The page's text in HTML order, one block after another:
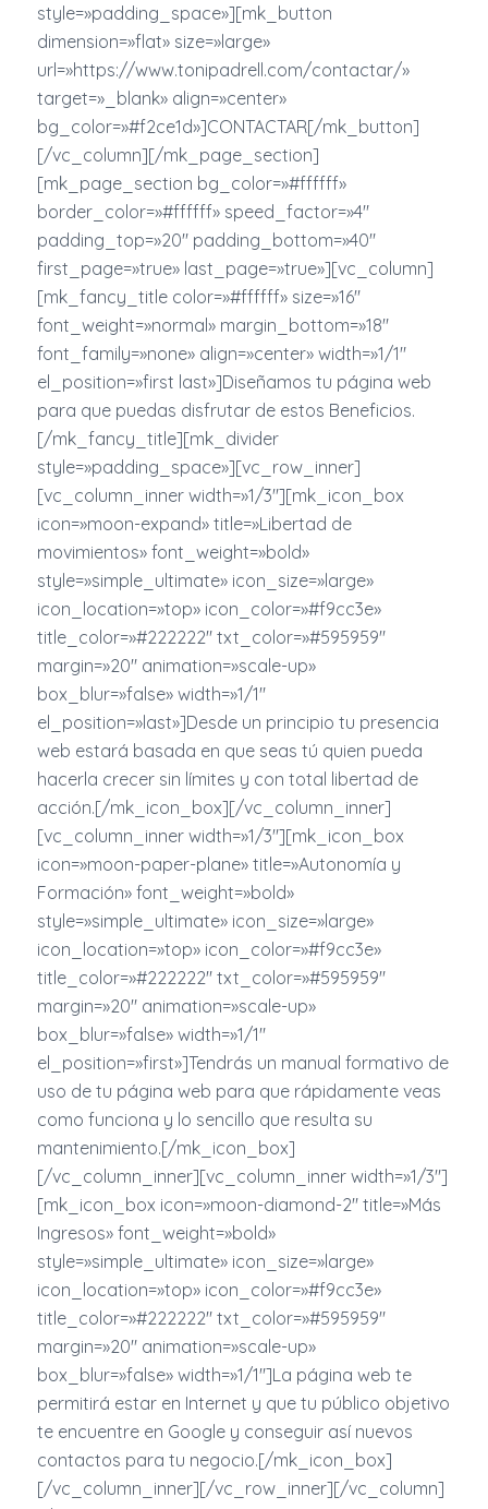
style=»padding_space»][mk_button
dimension=»flat» size=»large»
url=»https://www.tonipadrell.com/contactar/»
target=»_blank» align=»center»
bg_color=»#f2ce1d»]CONTACTAR[/mk_button]
[/vc_column][/mk_page_section]
[mk_page_section bg_color=»#ffffff»
border_color=»#ffffff» speed_factor=»4″
padding_top=»20″ padding_bottom=»40″
first_page=»true» last_page=»true»][vc_column]
[mk_fancy_title color=»#ffffff» size=»16″
font_weight=»normal» margin_bottom=»18″
font_family=»none» align=»center» width=»1/1″
el_position=»first last»]Diseñamos tu página web
para que puedas disfrutar de estos Beneficios.
[/mk_fancy_title][mk_divider
style=»padding_space»][vc_row_inner]
[vc_column_inner width=»1/3″][mk_icon_box
icon=»moon-expand» title=»Libertad de
movimientos» font_weight=»bold»
style=»simple_ultimate» icon_size=»large»
icon_location=»top» icon_color=»#f9cc3e»
title_color=»#222222″ txt_color=»#595959″
margin=»20″ animation=»scale-up»
box_blur=»false» width=»1/1″
el_position=»last»]Desde un principio tu presencia
web estará basada en que seas tú quien pueda
hacerla crecer sin límites y con total libertad de
acción.[/mk_icon_box][/vc_column_inner]
[vc_column_inner width=»1/3″][mk_icon_box
icon=»moon-paper-plane» title=»Autonomía y
Formación» font_weight=»bold»
style=»simple_ultimate» icon_size=»large»
icon_location=»top» icon_color=»#f9cc3e»
title_color=»#222222″ txt_color=»#595959″
margin=»20″ animation=»scale-up»
box_blur=»false» width=»1/1″
el_position=»first»]Tendrás un manual formativo de
uso de tu página web para que rápidamente veas
como funciona y lo sencillo que resulta su
mantenimiento.[/mk_icon_box]
[/vc_column_inner][vc_column_inner width=»1/3″]
[mk_icon_box icon=»moon-diamond-2″ title=»Más
Ingresos» font_weight=»bold»
style=»simple_ultimate» icon_size=»large»
icon_location=»top» icon_color=»#f9cc3e»
title_color=»#222222″ txt_color=»#595959″
margin=»20″ animation=»scale-up»
box_blur=»false» width=»1/1″]La página web te
permitirá estar en Internet y que tu público objetivo
te encuentre en Google y conseguir así nuevos
contactos para tu negocio.[/mk_icon_box]
[/vc_column_inner][/vc_row_inner][/vc_column]